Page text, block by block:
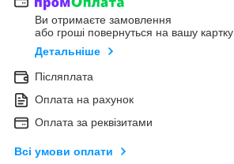
Ви отримаєте замовлення
або гроші повернуться на вашу картку
Детальніше
Післяплата
Оплата на рахунок
Оплата за реквізитами
Всі умови оплати